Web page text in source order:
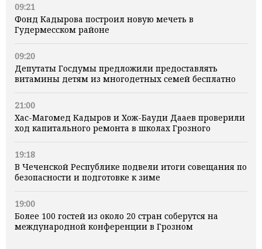
09:21
Фонд Кадырова построил новую мечеть в
Гудермесском районе
09:20
Депутаты Госдумы предложили предоставлять
витамины детям из многодетных семей бесплатно
21:00
Хас-Магомед Кадыров и Хож-Бауди Дааев проверили
ход капитального ремонта в школах Грозного
19:18
В Чеченской Республике подвели итоги совещания по
безопасности и подготовке к зиме
19:00
Более 100 гостей из около 20 стран соберутся на
международной конференции в Грозном